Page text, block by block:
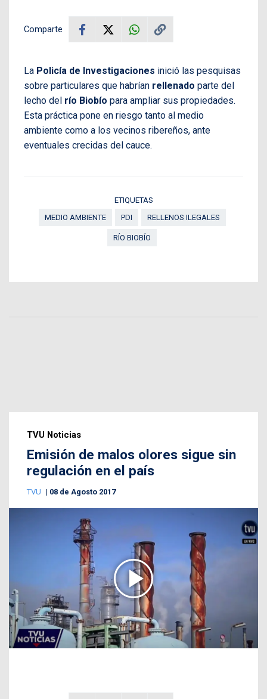
Comparte
La Policía de Investigaciones inició las pesquisas
sobre particulares que habrían rellenado parte del
lecho del río Biobío para ampliar sus propiedades.
Esta práctica pone en riesgo tanto al medio
ambiente como a los vecinos ribereños, ante
eventuales crecidas del cauce.
ETIQUETAS
MEDIO AMBIENTE
PDI RELLENOS ILEGALES
RÍO BIOBÍO
TVU Noticias
Emisión de malos olores sigue sin
regulación en el país
TVU 08 de Agosto 2017